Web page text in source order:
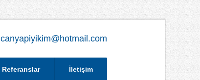
canyapiyikim@hotmail.com
Referanslar İletişim